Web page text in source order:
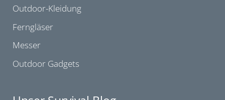
Outdoor-Kleidung
Ferngläser
Messer
Outdoor Gadgets